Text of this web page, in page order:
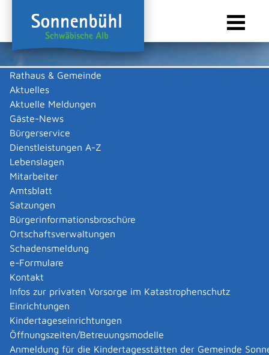
Rathaus & Gemeinde
Aktuelles
Aktuelle Meldungen
Gäste-News
Bürgerservice
Dienstleistungen A-Z
Lebenslagen
Mitarbeiter
Amtsblatt
Satzungen
Bürgerinformationsbroschüre
Ortschaftsverwaltungen
Schadensmeldung
e-Formulare
Kontakt
Infos zur privaten Vorsorge im Katastrophenschutz
Einrichtungen
Kindertageseinrichtungen
Öffnungszeiten/Betreuungsmodelle
Anmeldung für die Kindertagesstätten der Gemeinde
Sie sind hier:
Impressionen
Impressionen
Fotoalben
Frühlingsbilder
(copyright: Gemeinde Sonnenbühl)